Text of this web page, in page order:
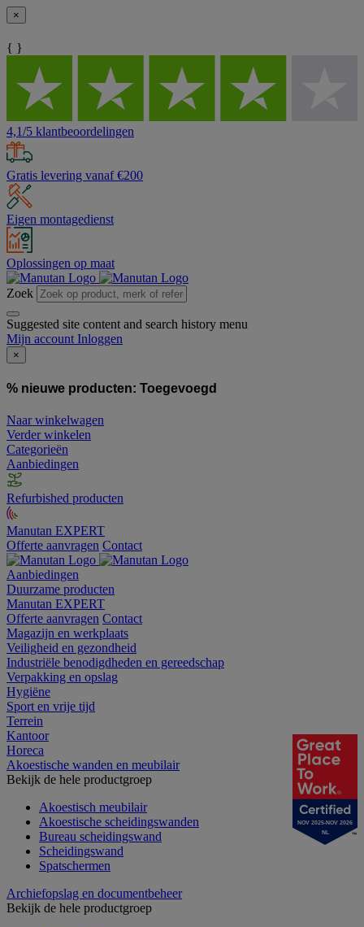
×
{ }
4,1/5 klantbeoordelingen
Gratis levering vanaf €200
Eigen montagedienst
Oplossingen op maat
Zoek
Suggested site content and search history menu
Mijn account Inloggen
×
% nieuwe producten: Toegevoegd
Naar winkelwagen
Verder winkelen
Categorieën
Aanbiedingen
Refurbished producten
Manutan EXPERT
Offerte aanvragen Contact
Aanbiedingen
Duurzame producten
Manutan EXPERT
Offerte aanvragen Contact
Magazijn en werkplaats
Veiligheid en gezondheid
Industriële benodigdheden en gereedschap
Verpakking en opslag
Hygiëne
Sport en vrije tijd
Terrein
Kantoor
Horeca
Akoestische wanden en meubilair
Bekijk de hele productgroep
Akoestisch meubilair
Akoestische scheidingswanden
Bureau scheidingswand
Scheidingswand
Spatschermen
Archiefopslag en documentbeheer
Bekijk de hele productgroep
NOV 2025-NOV 2026
NL